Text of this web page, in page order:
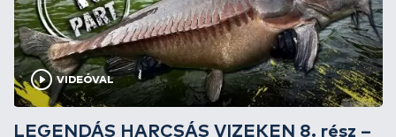
viszontagságainál. Aki ismer engem, tudja jól, hogy SOHA
nem adom fel és a végsőkig küzdök a céljaimért! Ezt most
sem tettem másként, a kórházból talpra állva újult erővel, új
tervekkel, egy új helyszínen, Thaiföldön vettük célba az áhított
gigantikus harcsákat. Hogy mit tartogatott számunkra a
második fejezet? Ebből a cikkből kiderül!
VIDEÓVAL
LEGENDÁS HARCSÁS VIZEKEN 8. rész –